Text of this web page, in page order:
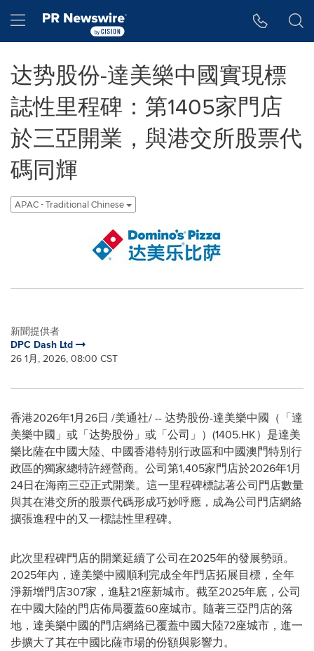
Hamburger menu
达势股份-達美樂中國實現標
誌性里程碑：第1405家門店
於三亞開業，與港交所股票代
碼同輝
APAC - Traditional Chinese
新聞提供者
DPC Dash Ltd
26 1月, 2026, 08:00 CST
香港2026年1月26日 /美通社/ -- 达势股份-達美樂中國（「達
美樂中國」或「达势股份」或「公司」）(1405.HK）是達美
樂比薩在中國大陸、中國香港特別行政區和中國澳門特別行
政區的獨家總特許經營商。公司第1,405家門店於2026年1月
24日在海南三亞正式開業。這一里程碑標誌著公司門店數量
與其在港交所的股票代碼形成巧妙呼應，成為公司門店網絡
擴張進程中的又一標誌性里程碑。
此次里程碑門店的開業延續了公司在2025年的發展勢頭。
2025年內，達美樂中國順利完成全年門店拓展目標，全年
淨新增門店307家，進駐21座新城市。截至2025年底，公司
在中國大陸的門店佈局覆蓋60座城市。隨著三亞門店的落
地，達美樂中國的門店網絡已覆蓋中國大陸72座城市，進一
步擴大了其在中國比薩市場的份額與影響力。